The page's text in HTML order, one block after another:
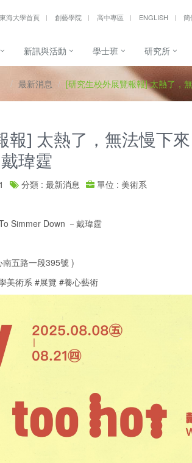
東海大學首頁 創藝學院 高中專區 ENGLISH 簡
新訊與活動 學士班 研究所
最新消息 [研究生校外展覽報報] 太熱了，
報] 太熱了，無法慢下
瑋霆
分類 : 最新消息
單位 : 美術系
Simmer Down －戴瑋霆
五路一段395號 )
美術系 #展覽 #養心藝術